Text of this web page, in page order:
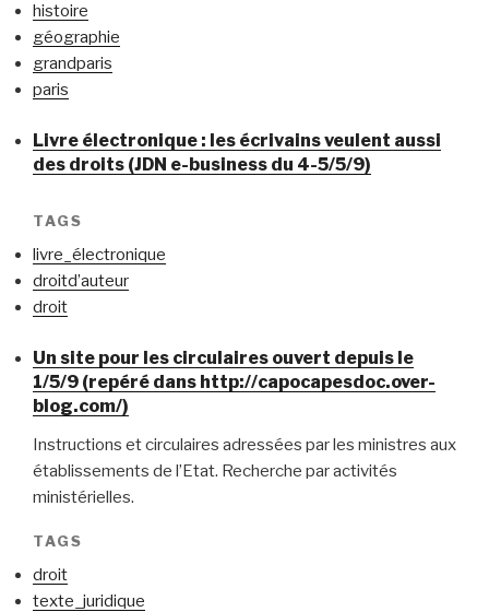
histoire
géographie
grandparis
paris
Livre électronique : les écrivains veulent aussi
des droits (JDN e-business du 4-5/5/9)
TAGS
livre_électronique
droitd’auteur
droit
Un site pour les circulaires ouvert depuis le
1/5/9 (repéré dans http://capocapesdoc.over-
blog.com/)
Instructions et circulaires adressées par les ministres aux
établissements de l’Etat. Recherche par activités
ministérielles.
TAGS
droit
texte_juridique